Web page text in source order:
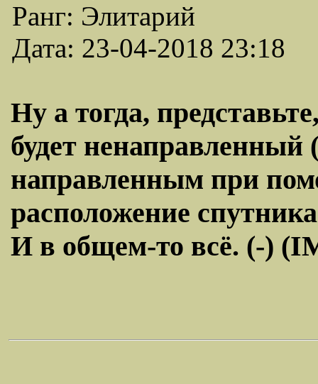
Ранг: Элитарий
Дата: 23-04-2018 23:18
Ну а тогда,
будет
направленным при
расположение
И в общем-то всё. (-)